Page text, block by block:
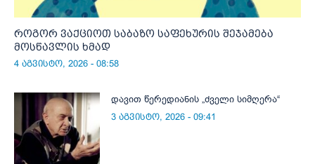
როგორ ვაქციოთ საბაზო საფეხურის შეჯამება
მოსწავლის ხმად
4 აგვისტო, 2026 - 08:58
დავით წერედიანის „ძველი სიმღერა“
3 აგვისტო, 2026 - 09:41